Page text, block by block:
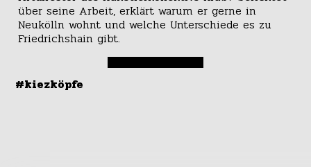
über seine Arbeit, erklärt warum er gerne in
Neukölln wohnt und welche Unterschiede es zu
Friedrichshain gibt.
#kiezköpfe